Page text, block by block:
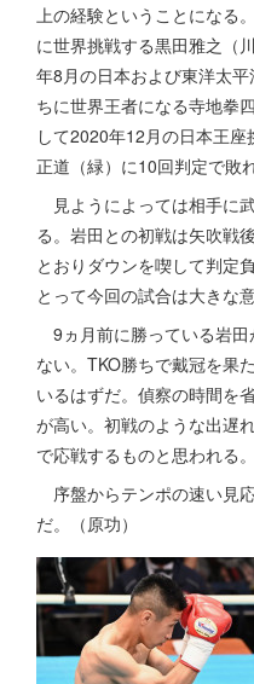
上の経験ということになる
に世界挑戦する黒田雅之（
年8月の日本および東洋太
ちに世界王者になる寺地拳
して2020年12月の日本王
正道（緑）に10回判定で敗
見ようによっては相手に
る。岩田との初戦は矢吹戦
とおりダウンを喫して判定
とって今回の試合は大きな
9ヵ月前に勝っている岩
ない。TKO勝ちで戴冠を果
いるはずだ。偵察の時間を
が高い。初戦のような出遅
で応戦するものと思われる。
序盤からテンポの速い見
だ。（原功）